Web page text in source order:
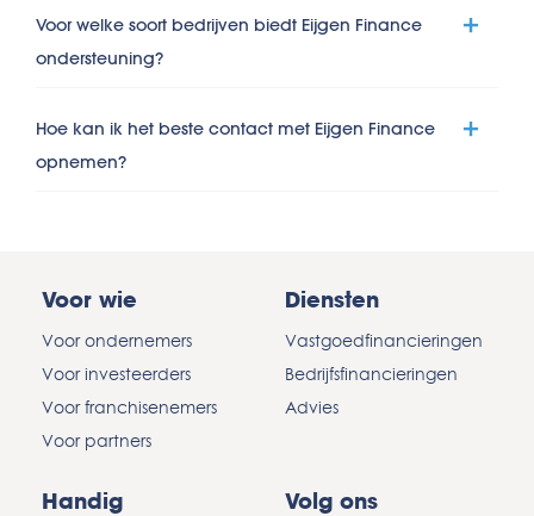
Voor welke soort bedrijven biedt Eijgen Finance
ondersteuning?
Hoe kan ik het beste contact met Eijgen Finance
opnemen?
Voor wie
Voor ondernemers
Voor investeerders
Voor franchisenemers
Voor partners
Diensten
Vastgoedfinancieringen
Bedrijfsfinancieringen
Advies
Handig Volg ons